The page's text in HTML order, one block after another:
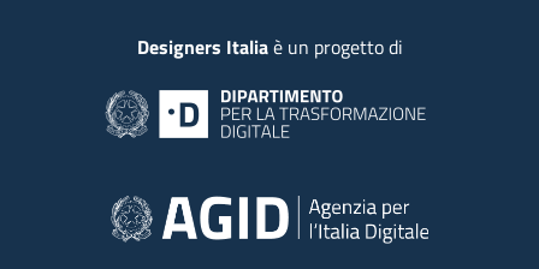
Designers Italiaè un progetto di